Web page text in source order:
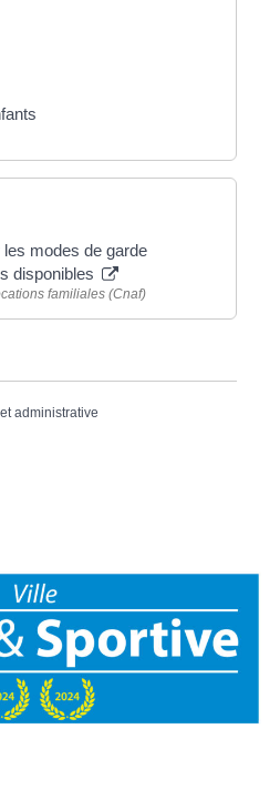
modes de garde
disponibles
familiales (Cnaf)
administrative